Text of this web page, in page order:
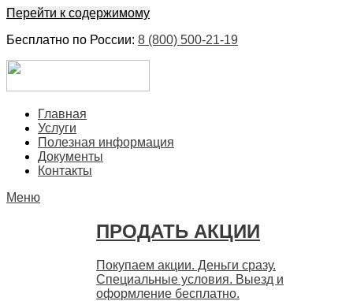
Перейти к содержимому
Бесплатно по России: 8 (800) 500-21-19
БыстроГлавная
Услуги
Полезная информация
Документы
Контакты
Меню
ПРОДАТЬ АКЦИИ
Покупаем акции. Деньги сразу.
Специальные условия. Выезд и
оформление бесплатно.